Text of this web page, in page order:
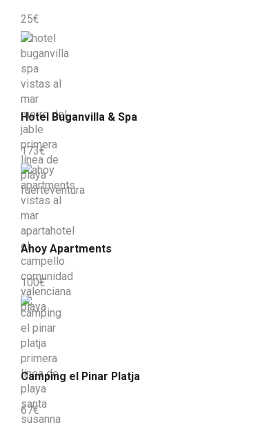
25€
Hotel Buganvilla & Spa
173€
Ahoy Apartments
100€
Camping el Pinar Platja
67€